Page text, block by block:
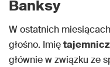
Banksy
W ostatnich
głośno. Imię
głównie w związku ze